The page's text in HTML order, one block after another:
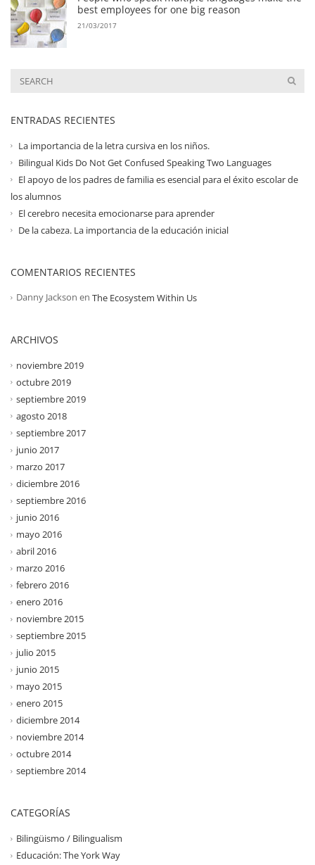
best employees for one big reason
21/03/2017
ENTRADAS RECIENTES
La importancia de la letra cursiva en los niños.
Bilingual Kids Do Not Get Confused Speaking Two Languages
El apoyo de los padres de familia es esencial para el éxito escolar de
los alumnos
El cerebro necesita emocionarse para aprender
De la cabeza. La importancia de la educación inicial
COMENTARIOS RECIENTES
Danny Jackson en The Ecosystem Within Us
ARCHIVOS
noviembre 2019
octubre 2019
septiembre 2019
agosto 2018
septiembre 2017
junio 2017
marzo 2017
diciembre 2016
septiembre 2016
junio 2016
mayo 2016
abril 2016
marzo 2016
febrero 2016
enero 2016
noviembre 2015
septiembre 2015
julio 2015
junio 2015
mayo 2015
enero 2015
diciembre 2014
noviembre 2014
octubre 2014
septiembre 2014
CATEGORÍAS
Bilingüismo / Bilingualism
Educación: The York Way